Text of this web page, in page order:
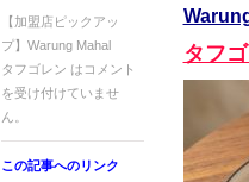
【加盟店ピックアッ
プ】Warung Mahal
タフゴレン は コメント
を受け付けていませ
ん。
この記事へのリンク
タフ